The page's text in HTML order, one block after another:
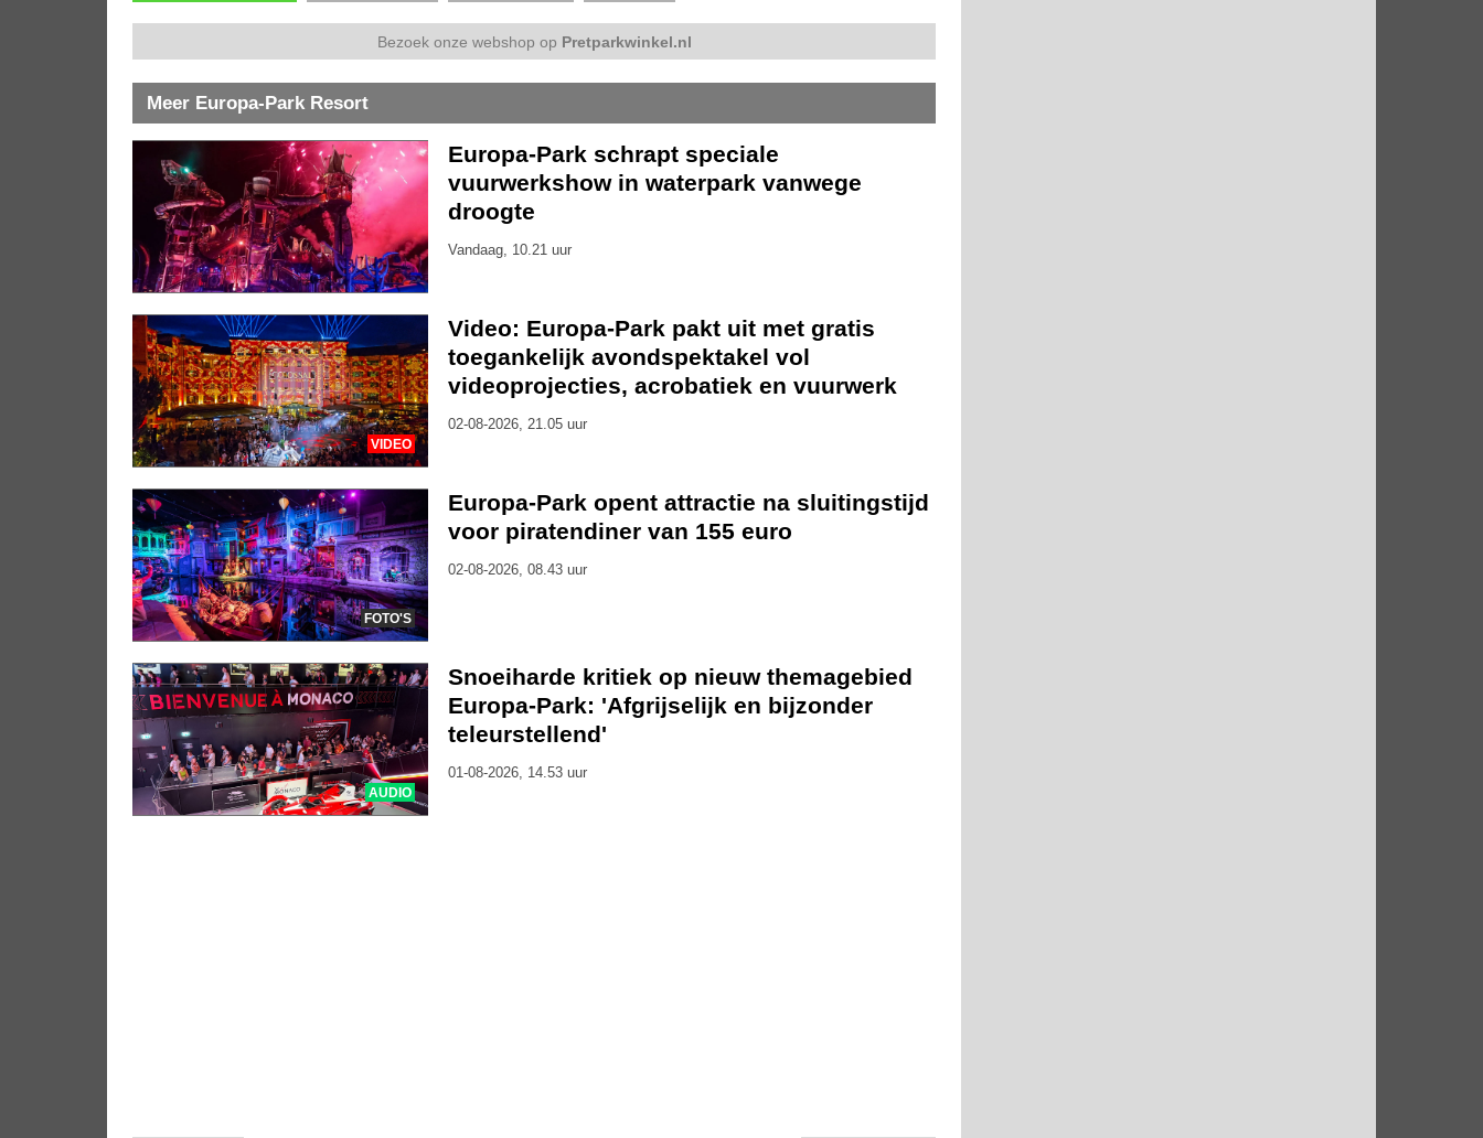
Bezoek onze webshop op Pretparkwinkel.nl
Meer Europa-Park Resort
Europa-Park schrapt speciale
vuurwerkshow in waterpark vanwege
droogte
Vandaag, 10.21 uur
VIDEO
Video: Europa-Park pakt uit met gratis
toegankelijk avondspektakel vol
videoprojecties, acrobatiek en vuurwerk
02-08-2026, 21.05 uur
FOTO'S
Europa-Park opent attractie na sluitingstijd
voor piratendiner van 155 euro
02-08-2026, 08.43 uur
AUDIO
Snoeiharde kritiek op nieuw themagebied
Europa-Park: 'Afgrijselijk en bijzonder
teleurstellend'
01-08-2026, 14.53 uur